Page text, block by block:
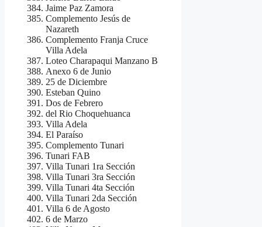
Jaime Paz Zamora
Complemento Jesús de
Nazareth
Complemento Franja Cruce
Villa Adela
Loteo Charapaqui Manzano B
Anexo 6 de Junio
25 de Diciembre
Esteban Quino
Dos de Febrero
del Rio Choquehuanca
Villa Adela
El Paraíso
Complemento Tunari
Tunari FAB
Villa Tunari 1ra Sección
Villa Tunari 3ra Sección
Villa Tunari 4ta Sección
Villa Tunari 2da Sección
Villa 6 de Agosto
6 de Marzo